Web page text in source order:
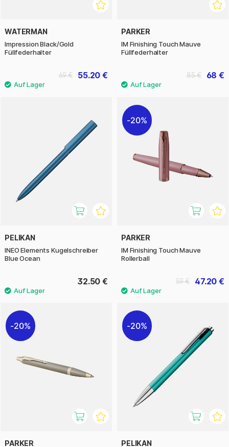
WATERMAN
Impression Black/Gold
Füllfederhalter
55.20 €
69 €
PARKER
IM Finishing Touch Mauve
Füllfederhalter
68 €
85 €
PELIKAN
INEO Elements Kugelschreiber
Blue Ocean
32.50 €
20%
PARKER
IM Finishing Touch Mauve
Rollerball
47.20 €
59 €
20%
PARKER
20%
PELIKAN